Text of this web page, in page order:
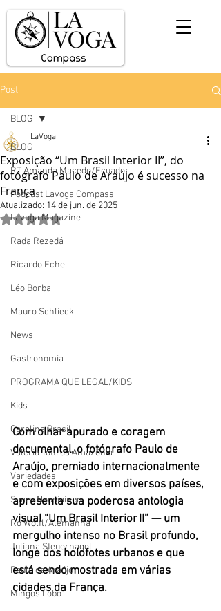
Post
BLOG
RT Amanda Macedo/Ecuador
Podcast Lavoga Compass
Lavoga Magazine
Rada Rezedá
Ricardo Eche
Léo Borba
Mauro Schlieck
News
Gastronomia
PROGRAMA QUE LEGAL/KIDS
Kids
Carolina Brasil
Valéria Totti da Amazônia
Variedades
Saara Nousiainen
Rô Wolfl/Alemanha
Juliana Steuernagel
Paulo de Araújo
Mingos Lobo
BLOG
Exposição “Um Brasil Interior II”, do
fotógrafo Paulo de Araújo é sucesso na
França
LaVoga
Atualizado: 14 de jun. de 2025
Avaliado com NaN de 5 estrelas.
Com olhar apurado e coragem
documental, o fotógrafo Paulo de
Araújo, premiado internacionalmente
e com exposições em diversos países,
apresenta sua poderosa antologia
visual “Um Brasil Interior II” — um
mergulho intenso no Brasil profundo,
longe dos holofotes urbanos e que
está sendo mostrada em várias
cidades da França.